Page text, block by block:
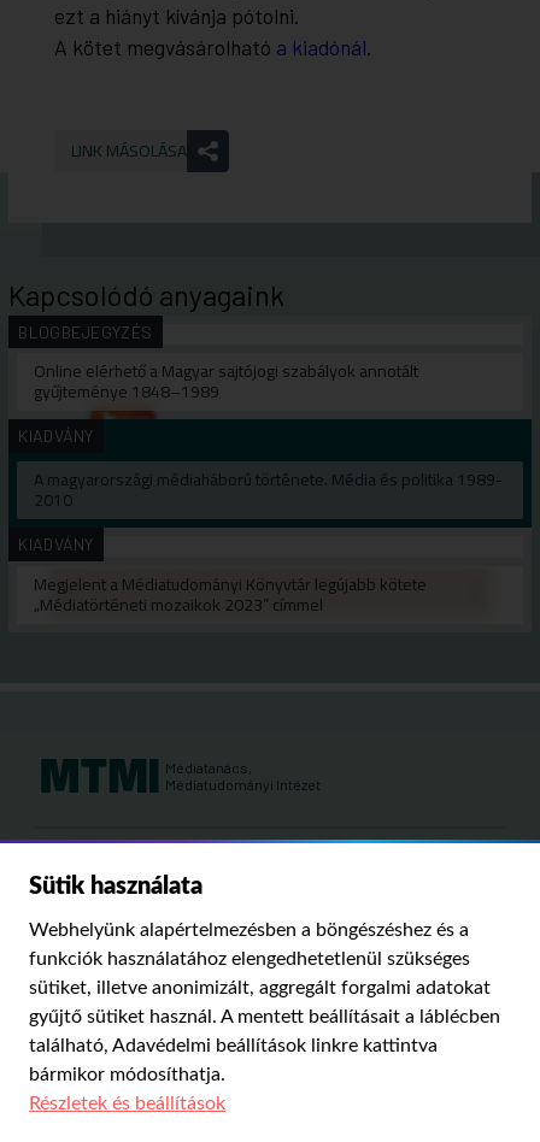
ezt a hiányt kívánja pótolni.
A kötet megvásárolható a kiadónál.
LINK MÁSOLÁSA
Kapcsolódó anyagaink
BLOGBEJEGYZÉS
Online elérhető a Magyar sajtójogi szabályok annotált
gyűjteménye 1848–1989
KIADVÁNY
A magyarországi médiaháború története. Média és politika 1989-
2010
KIADVÁNY
Megjelent a Médiatudományi Könyvtár legújabb kötete
„Médiatörténeti mozaikok 2023” címmel
Sütik használata
Webhelyünk alapértelmezésben a böngészéshez és a
funkciók használatához elengedhetetlenül szükséges
sütiket, illetve anonimizált, aggregált forgalmi adatokat
gyűjtő sütiket használ. A mentett beállításait a láblécben
található, Adavédelmi beállítások linkre kattintva
bármikor módosíthatja.
Részletek és beállítások
Médiatanács,
Médiatudományi Intézet
Kutatási területeink:
MÉDIA ÉS TÁRSADALOM
PUBLIKÁCIÓINKRÓLUNKIMPRESSZUMSZERZŐI JOGOK
ADATVÉDELMI BEÁLLÍTÁSOK